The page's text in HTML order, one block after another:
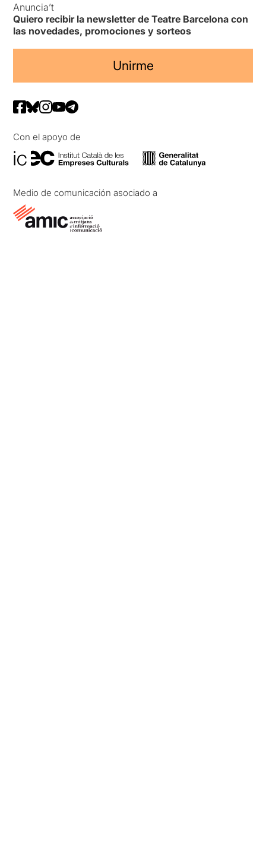
Anuncia’t
Quiero recibir la newsletter de Teatre Barcelona con
las novedades, promociones y sorteos
Unirme
Con el apoyo de
Medio de comunicación asociado a